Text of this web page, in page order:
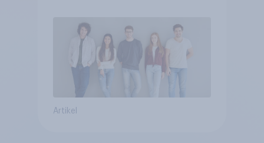
Artikel